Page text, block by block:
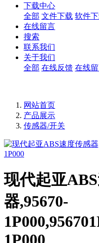
下载中心
全部 文件下载 软件
在线留言
搜索
联系我们
关于我们
全部 在线反馈 在线
网站首页
产品展示
传感器/开关
现代起亚
器,95670-
1P000